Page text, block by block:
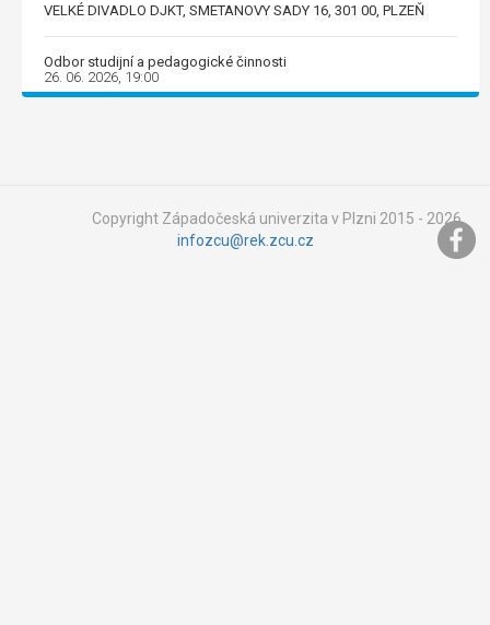
VELKÉ DIVADLO DJKT, SMETANOVY SADY 16, 301 00, PLZEŇ
Odbor studijní a pedagogické činnosti
26. 06. 2026, 19:00
Copyright Západočeská univerzita v Plzni 2015 - 2026,
infozcu@rek.zcu.cz